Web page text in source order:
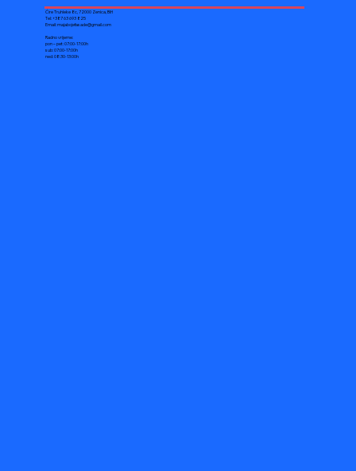
Ćire Truhleke 8c, 72000 Zenica, BiH
Tel: +387 63 693 825
Email:majabojefasade@gmail.com
Radno vrijeme:
pon – pet: 07:00-17:00h
sub: 07:00-17:00h
ned: 08:30-13:00h